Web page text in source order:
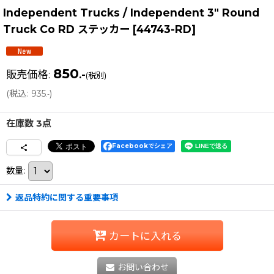
Independent Trucks / Independent 3" Round
Truck Co RD ステッカー [44743-RD]
販売価格: 850.-(税別)
(税込: 935.-)
在庫数 3点
Facebookでシェア
数量:
返品特約に関する重要事項
カートに入れる
お問い合わせ